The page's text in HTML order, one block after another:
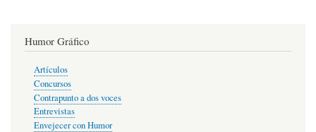
Humor Gráfico
Artículos
Concursos
Contrapunto a dos voces
Entrevistas
Envejecer con Humor